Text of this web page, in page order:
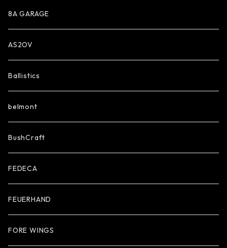
8A GARAGE
AS2OV
Ballistics
belmont
BushCraft
FEDECA
FEUERHAND
FORE WINGS